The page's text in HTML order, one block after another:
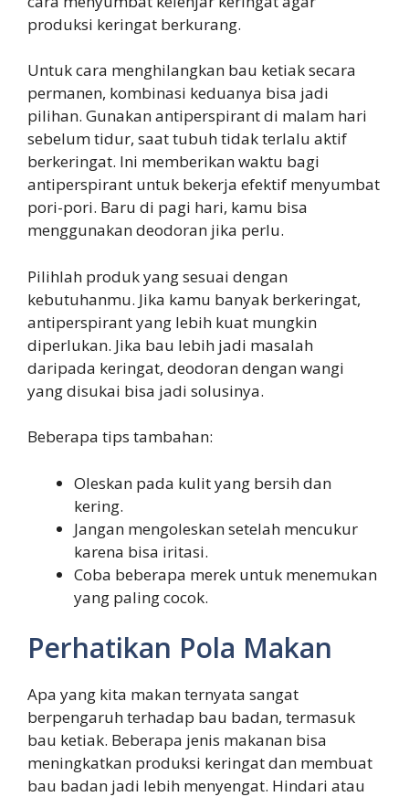
produksi keringat berkurang.
Untuk cara menghilangkan bau ketiak secara
permanen, kombinasi keduanya bisa jadi
pilihan. Gunakan antiperspirant di malam hari
sebelum tidur, saat tubuh tidak terlalu aktif
berkeringat. Ini memberikan waktu bagi
antiperspirant untuk bekerja efektif menyumbat
pori-pori. Baru di pagi hari, kamu bisa
menggunakan deodoran jika perlu.
Pilihlah produk yang sesuai dengan
kebutuhanmu. Jika kamu banyak berkeringat,
antiperspirant yang lebih kuat mungkin
diperlukan. Jika bau lebih jadi masalah
daripada keringat, deodoran dengan wangi
yang disukai bisa jadi solusinya.
Beberapa tips tambahan:
Oleskan pada kulit yang bersih dan
kering.
Jangan mengoleskan setelah mencukur
karena bisa iritasi.
Coba beberapa merek untuk menemukan
yang paling cocok.
Perhatikan Pola Makan
Apa yang kita makan ternyata sangat
berpengaruh terhadap bau badan, termasuk
bau ketiak. Beberapa jenis makanan bisa
meningkatkan produksi keringat dan membuat
bau badan jadi lebih menyengat. Hindari atau